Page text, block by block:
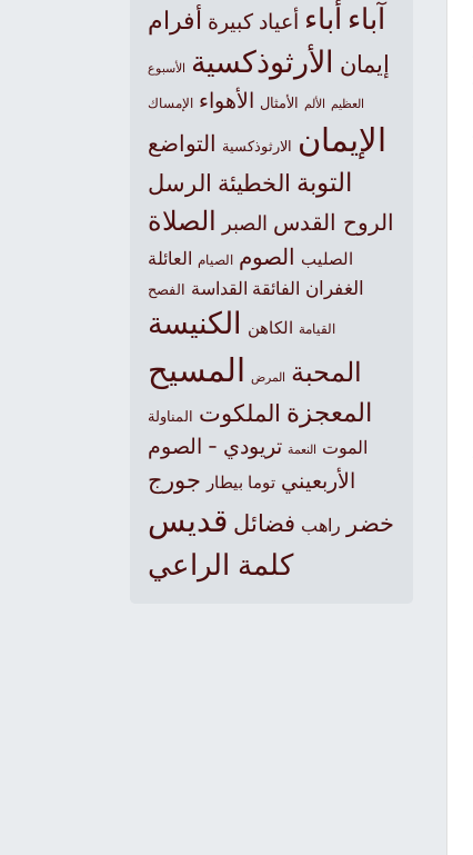
آباء أباء أعياد كبيرة أفرام
إيمان الأرثوذكسية الأسبوع
العظيم الألم الأمثال الأهواء الإمساك
الإيمان الارثوذكسية التواضع
التوبة الخطيئة الرسل
الروح القدس الصبر الصلاة
الصليب الصوم الصيام العائلة
الغفران الفائقة القداسة الفصح
القيامة الكاهن الكنيسة
المحبة المرض المسيح
المعجزة الملكوت المناولة
الموت النعمة تريودي - الصوم
الأربعيني توما بيطار جورج
خضر راهب فضائل قديس
كلمة الراعي